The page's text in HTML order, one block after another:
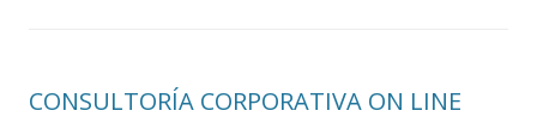
CONSULTORÍA CORPORATIVA ON LINE